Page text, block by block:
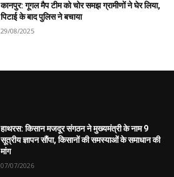
कानपुर: गूगल मैप टीम को चोर समझ ग्रामीणों ने घेर लिया,
पिटाई के बाद पुलिस ने बचाया
29/08/2025
हाथरस: किसान मजदूर संगठन ने मुख्यमंत्री के नाम 9
सूत्रीय ज्ञापन सौंपा, किसानों की समस्याओं के समाधान की
मांग
07/07/2026